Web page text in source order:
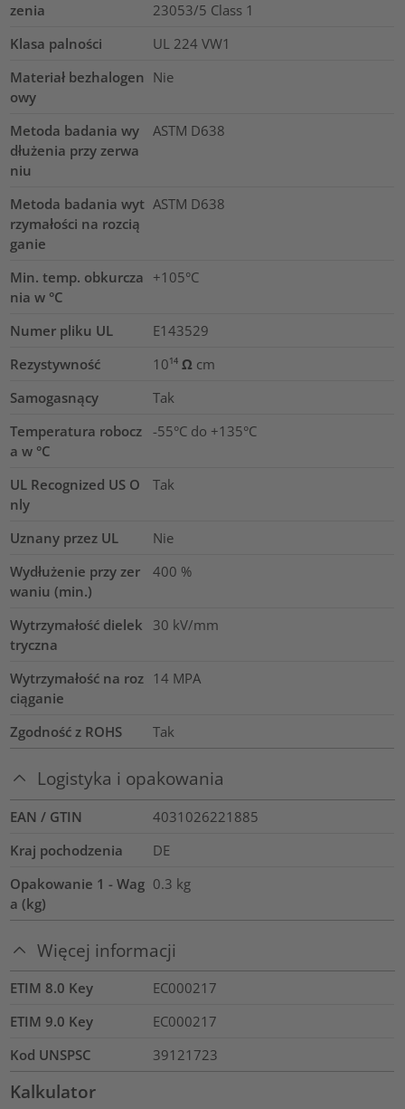
zenia
23053/5 Class 1
Klasa palności
UL 224 VW1
Materiał bezhalogen
owy
Nie
Metoda badania wy
dłużenia przy zerwa
niu
ASTM D638
Metoda badania wyt
rzymałości na rozcią
ganie
ASTM D638
Min. temp. obkurcza
nia w °C
+105°C
Numer pliku UL
E143529
Rezystywność
10¹⁴ Ω cm
Samogasnący
Tak
Temperatura robocz
a w °C
-55°C do +135°C
UL Recognized US O
nly
Tak
Uznany przez UL
Nie
Wydłużenie przy zer
waniu (min.)
400 %
Wytrzymałość dielek
tryczna
30 kV/mm
Wytrzymałość na roz
ciąganie
14 MPA
Zgodność z ROHS Tak
Logistyka i opakowania
EAN / GTIN
4031026221885
Kraj pochodzenia
DE
Opakowanie 1 - Wag
a (kg)
0.3 kg
Więcej informacji
ETIM 8.0 Key
EC000217
ETIM 9.0 Key
EC000217
Kod UNSPSC
39121723
Kalkulator